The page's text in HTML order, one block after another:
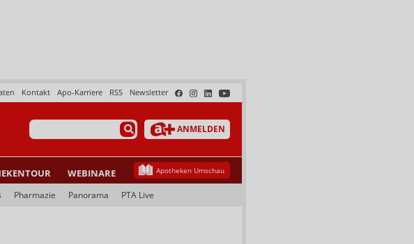
Newsletter
RSS
Apo-Karriere
Kontakt
ANMELDEN
WEBINARE Apotheken Umschau
Pharmazie Panorama PTA Live